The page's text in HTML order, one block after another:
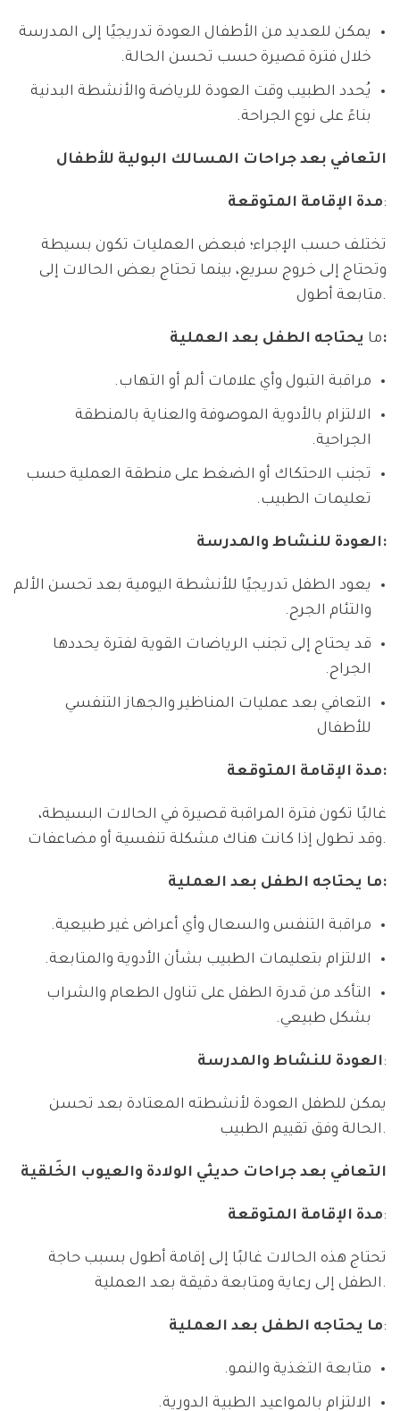
يمكن للعديد من الأطفال العودة تدريجيًا إلى المدرسة
خلال فترة قصيرة حسب تحسن الحالة.
يُحدد الطبيب وقت العودة للرياضة والأنشطة البدنية
بناءً على نوع الجراحة.
التعافي بعد جراحات المسالك البولية للأطفال
مدة الإقامة المتوقعة:
تختلف حسب الإجراء؛ فبعض العمليات تكون بسيطة
وتحتاج إلى خروج سريع، بينما تحتاج بعض الحالات إلى
متابعة أطول.
مايحتاجه الطفل بعد العملية:
مراقبة التبول وأي علامات ألم أو التهاب.
الالتزام بالأدوية الموصوفة والعناية بالمنطقة
الجراحية.
تجنب الاحتكاك أو الضغط على منطقة العملية حسب
تعليمات الطبيب.
العودة للنشاط والمدرسة:
يعود الطفل تدريجيًا للأنشطة اليومية بعد تحسن الألم
والتئام الجرح.
قد يحتاج إلى تجنب الرياضات القوية لفترة يحددها
الجراح.
التعافي بعد عمليات المناظير والجهاز التنفسي
للأطفال
مدة الإقامة المتوقعة:
غالبًا تكون فترة المراقبة قصيرة في الحالات البسيطة،
وقد تطول إذا كانت هناك مشكلة تنفسية أو مضاعفات.
ما يحتاجه الطفل بعد العملية:
مراقبة التنفس والسعال وأي أعراض غير طبيعية.
الالتزام بتعليمات الطبيب بشأن الأدوية والمتابعة.
التأكد من قدرة الطفل على تناول الطعام والشراب
بشكل طبيعي.
العودة للنشاط والمدرسة:
يمكن للطفل العودة لأنشطته المعتادة بعد تحسن
الحالة وفق تقييم الطبيب.
التعافي بعد جراحات حديثي الولادة والعيوب الخَلقية
مدة الإقامة المتوقعة:
تحتاج هذه الحالات غالبًا إلى إقامة أطول بسبب حاجة
الطفل إلى رعاية ومتابعة دقيقة بعد العملية.
ما يحتاجه الطفل بعد العملية:
متابعة التغذية والنمو.
الالتزام بالمواعيد الطبية الدورية.